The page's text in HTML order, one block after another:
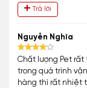
Trả lời
Nguyễn Nghĩa
Chất lượng Pet rất
trong quá trình
hàng thì rất nhiệt